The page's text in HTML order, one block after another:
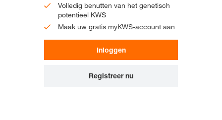
Volledig benutten van het genetisch
potentieel KWS
Maak uw gratis myKWS-account aan
Inloggen
Registreer nu